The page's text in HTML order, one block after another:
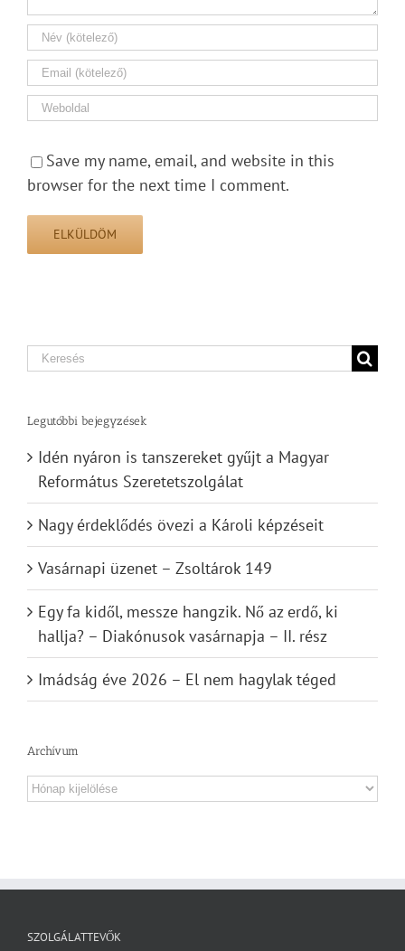
Save my name, email, and website in this
browser for the next time I comment.
Search
Legutóbbi bejegyzések
Idén nyáron is tanszereket gyűjt a Magyar
Református Szeretetszolgálat
Nagy érdeklődés övezi a Károli képzéseit
Vasárnapi üzenet – Zsoltárok 149
Egy fa kidől, messze hangzik. Nő az erdő, ki
hallja? – Diakónusok vasárnapja – II. rész
Imádság éve 2026 – El nem hagylak téged
Archívum
Archívum
SZOLGÁLATTEVŐK